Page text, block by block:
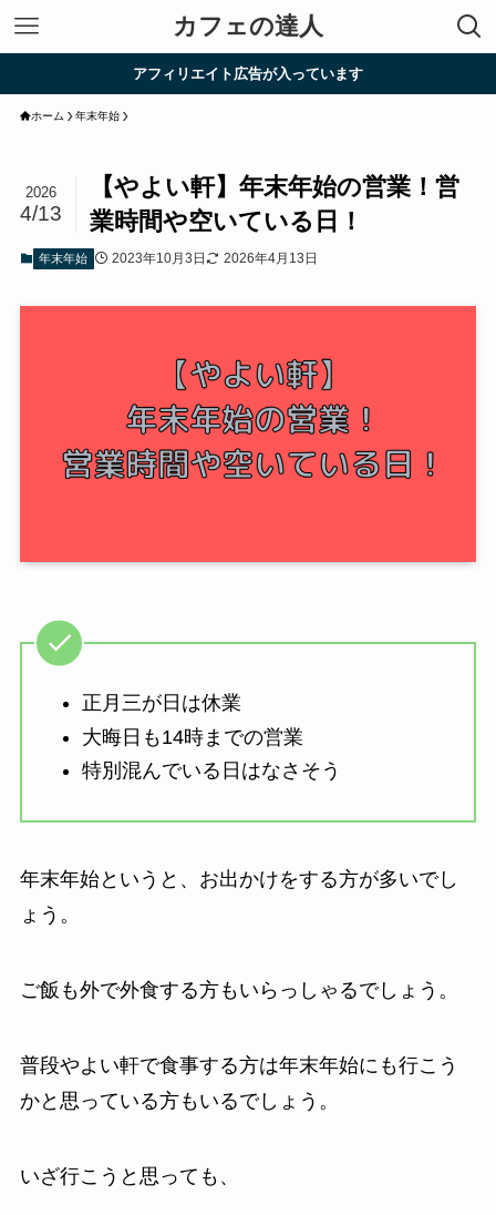
カフェの達人
アフィリエイト広告が入っています
ホーム 年末年始
【やよい軒】年末年始の営業！営
業時間や空いている日！
2026
4/13
年末年始 2023年10月3日 2026年4月13日
正月三が日は休業
大晦日も14時までの営業
特別混んでいる日はなさそう
年末年始というと、お出かけをする方が多いでし
ょう。
ご飯も外で外食する方もいらっしゃるでしょう。
普段やよい軒で食事する方は年末年始にも行こう
かと思っている方もいるでしょう。
いざ行こうと思っても、